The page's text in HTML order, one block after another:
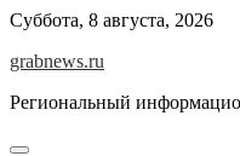
Skip
content
Суббота, 8 августа, 2026
grabnews.ru
Региональный